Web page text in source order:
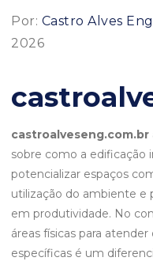
Por: Castro Alves
2026
castroalveseng.com.br
sobre como a edificação
potencializar espaços
utilização do ambiente e
em produtividade. No
áreas físicas para
específicas é um